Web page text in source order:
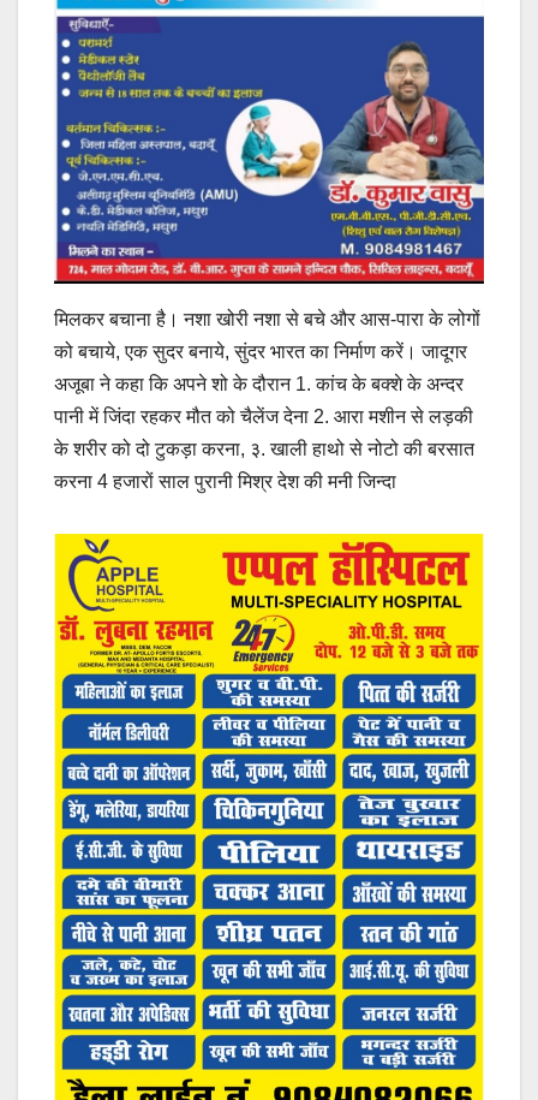
मिलकर बचाना है। नशा खोरी नशा से बचे और आस-पारा के लोगों
को बचाये, एक सुदर बनाये, सुंदर भारत का निर्माण करें। जादूगर
अजूबा ने कहा कि अपने शो के दौरान 1. कांच के बक्शे के अन्दर
पानी में जिंदा रहकर मौत को चैलेंज देना 2. आरा मशीन से लड़की
के शरीर को दो टुकड़ा करना, ३. खाली हाथो से नोटो की बरसात
करना 4 हजारों साल पुरानी मिश्र देश की मनी जिन्दा